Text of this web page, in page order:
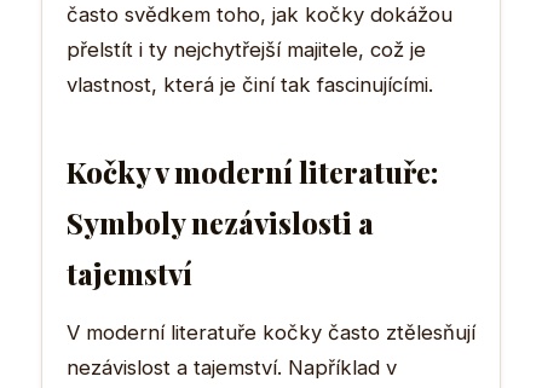
často svědkem toho, jak kočky dokážou
přelstít i ty nejchytřejší majitele, což je
vlastnost, která je činí tak fascinujícími.
Kočky v moderní literatuře:
Symboly nezávislosti a
tajemství
V moderní literatuře kočky často ztělesňují
nezávislost a tajemství. Například v